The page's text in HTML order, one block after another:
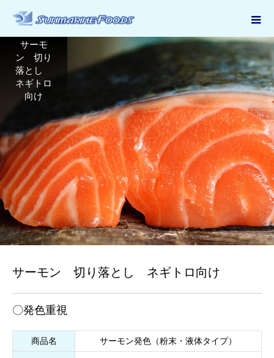
サーモ
ン 切り
落とし
ネギトロ
向け
サーモン 切り落とし ネギトロ向け
〇発色重視
商品名 サーモン発色（粉末・液体タイプ）